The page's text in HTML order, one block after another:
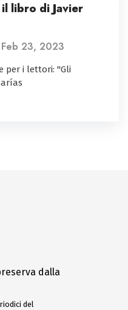
libro di Javier
Feb 23, 2023
per i lettori: "Gli
dalla
del